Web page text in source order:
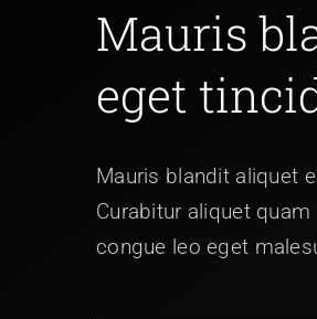
Mauris
eget
Mauris blandit aliquet
Curabitur aliquet
congue leo eget